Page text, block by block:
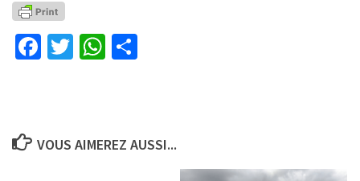
Facebook
TwitterWhatsApp
VOUS AIMEREZ AUSSI...